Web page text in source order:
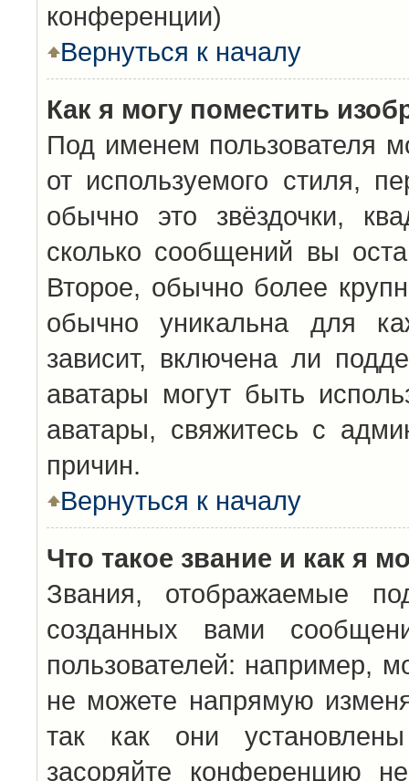
конференции)
Вернуться к началу
Как я могу поместить
Под именем пользователя
от используемого стиля,
обычно это звёздочки,
сколько сообщений вы
Второе, обычно более
обычно уникальна для
зависит, включена ли
аватары могут быть
аватары, свяжитесь с
причин.
Вернуться к началу
Что такое звание и как я
Звания, отображаемые
созданных вами
пользователей: например,
не можете напрямую
так как они
засоряйте конференцию